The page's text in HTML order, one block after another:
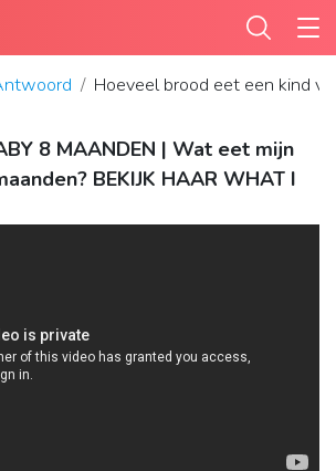
Hoeveel brood eet een kind
8 MAANDEN | Wat eet mijn
BEKIJK HAAR WHAT I